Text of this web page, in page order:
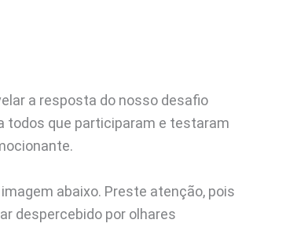
a resposta do nosso desafio
todos que participaram e testaram
abaixo. Preste atenção, pois
despercebido por olhares